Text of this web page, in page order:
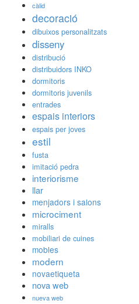
càlid
decoració
dibuixos personalitzats
disseny
distribució
distribuidors INKO
dormitoris
dormitoris juvenils
entrades
espais interiors
espais per joves
estil
fusta
imitació pedra
interiorisme
llar
menjadors i salons
microciment
miralls
mobiliari de cuines
mobles
modern
novaetiqueta
nova web
nueva web